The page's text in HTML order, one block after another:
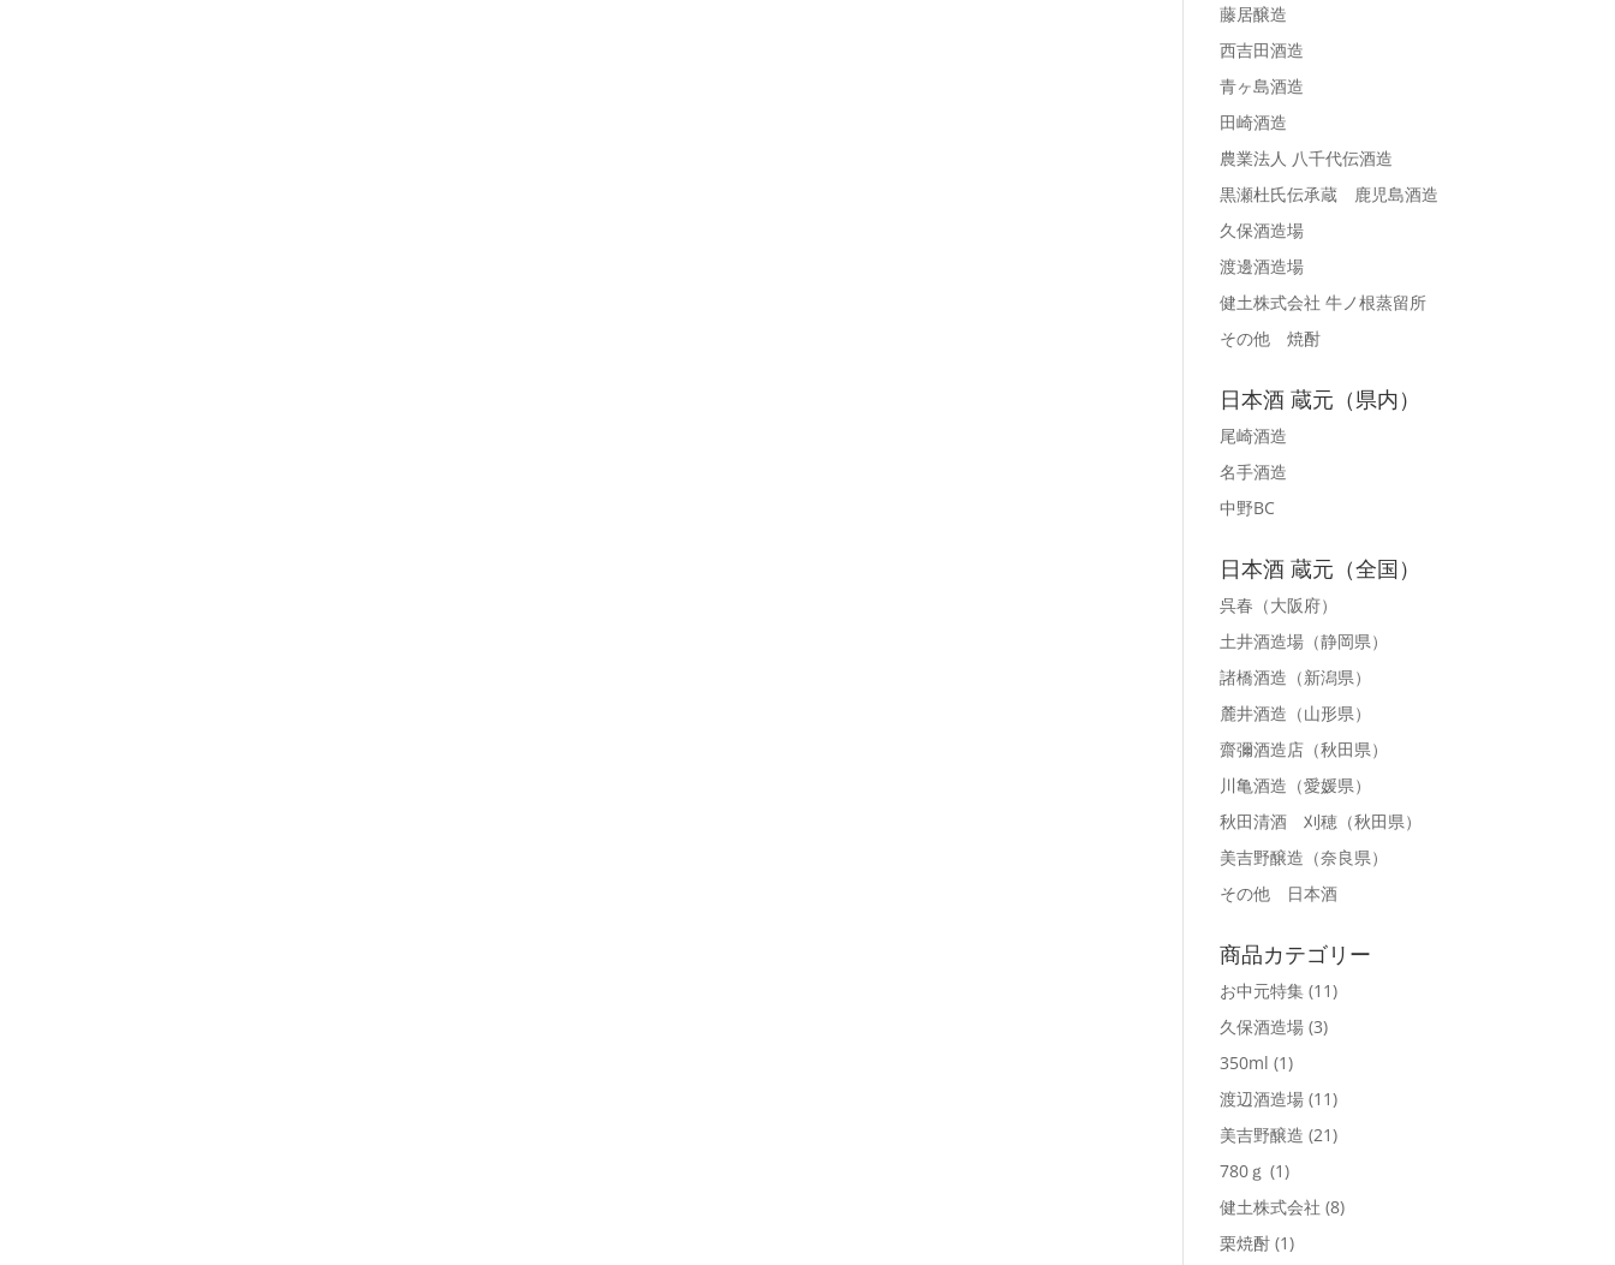
藤居醸造
西吉田酒造
青ヶ島酒造
田崎酒造
農業法人 八千代伝酒造
黒瀬杜氏伝承蔵 鹿児島酒造
久保酒造場
渡邊酒造場
健土株式会社 牛ノ根蒸留所
その他 焼酎
日本酒 蔵元（県内）
尾崎酒造
名手酒造
中野BC
日本酒 蔵元（全国）
呉春 （大阪府）
土井酒造場 （静岡県）
諸橋酒造 （新潟県）
麓井酒造 （山形県）
齋彌酒造店 （秋田県）
川亀酒造 （愛媛県）
秋田清酒 刈穂 （秋田県）
美吉野醸造 （奈良県）
その他 日本酒
商品カテゴリー
お中元特集 (11)
久保酒造場 (3)
350ml (1)
渡辺酒造場 (11)
美吉野醸造 (21)
780ｇ (1)
健土株式会社 (8)
栗焼酎 (1)